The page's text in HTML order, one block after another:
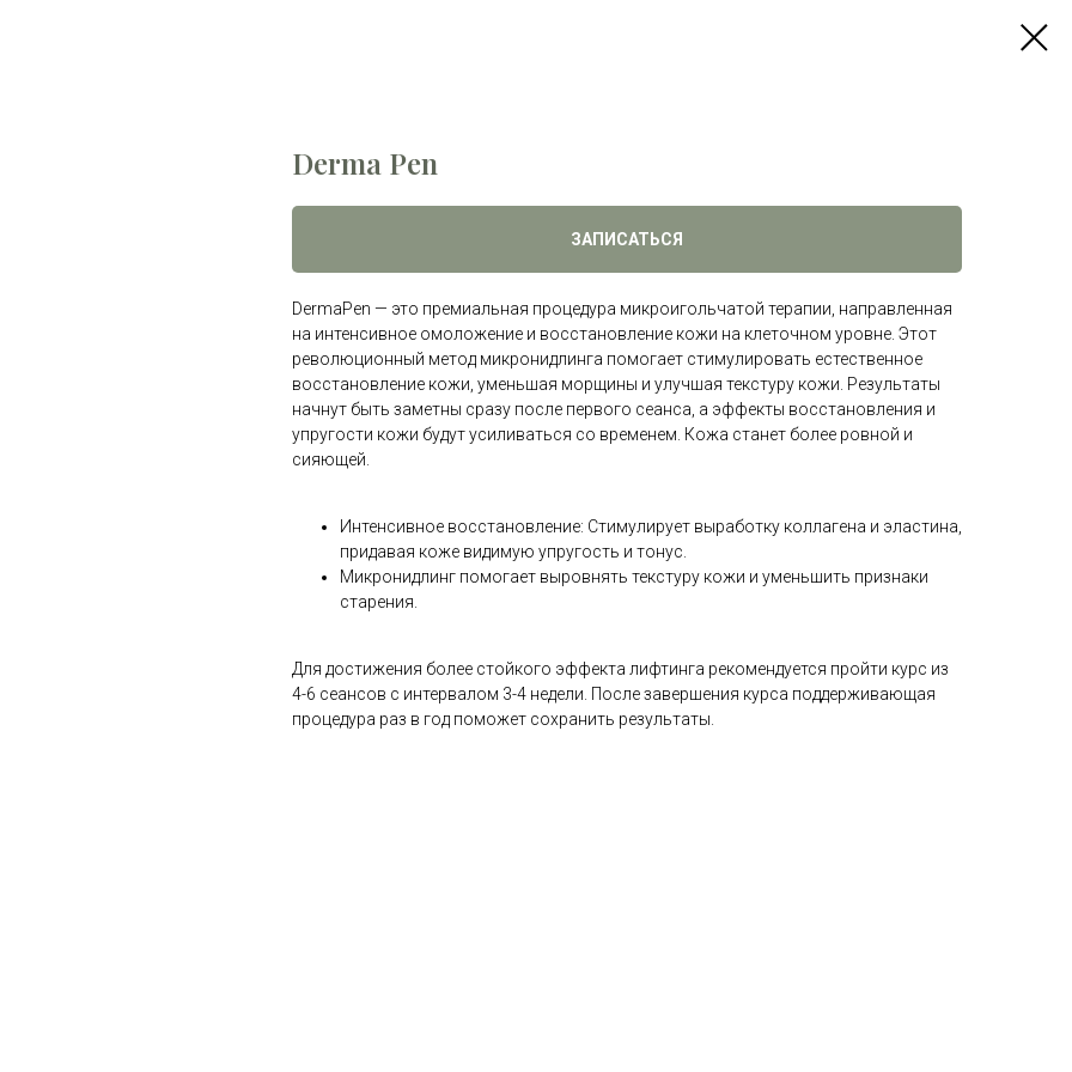
Derma Pen
ЗАПИСАТЬСЯ
DermaPen — это премиальная процедура микроигольчатой терапии, направленная
на интенсивное омоложение и восстановление кожи на клеточном уровне. Этот
революционный метод микронидлинга помогает стимулировать естественное
восстановление кожи, уменьшая морщины и улучшая текстуру кожи. Результаты
начнут быть заметны сразу после первого сеанса, а эффекты восстановления и
упругости кожи будут усиливаться со временем. Кожа станет более ровной и
сияющей.
Интенсивное восстановление: Стимулирует выработку коллагена и эластина,
придавая коже видимую упругость и тонус.
Микронидлинг помогает выровнять текстуру кожи и уменьшить признаки
старения.
Для достижения более стойкого эффекта лифтинга рекомендуется пройти курс из
4-6 сеансов с интервалом 3-4 недели. После завершения курса поддерживающая
процедура раз в год поможет сохранить результаты.